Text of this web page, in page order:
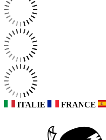
ITALIE FRANCE